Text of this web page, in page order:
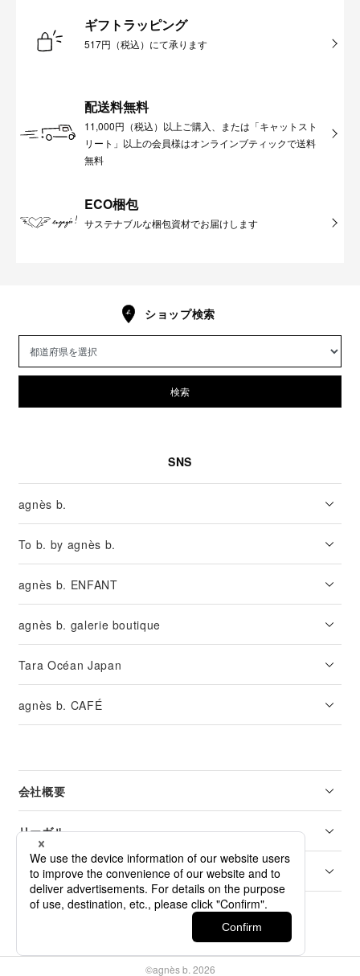
ギフトラッピング
517円（税込）にて承ります
配送料無料
11,000円（税込）以上ご購入、または「キャットスト
リート」以上の会員様はオンラインブティックで送料
無料
ECO梱包
サステナブルな梱包資材でお届けします
ショップ検索
検索
SNS
agnès b.
To b. by agnès b.
agnès b. ENFANT
agnès b. galerie boutique
Tara Océan Japan
agnès b. CAFÉ
会社概要
リーガル
カスタマーサービス
©agnès b. 2026